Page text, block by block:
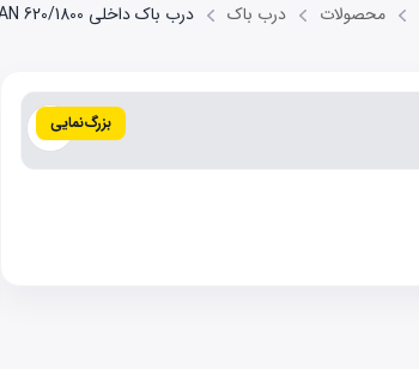
محصولات درب باک درب باک داخلی LIFAN 620/1800
بزرگ‌نمایی